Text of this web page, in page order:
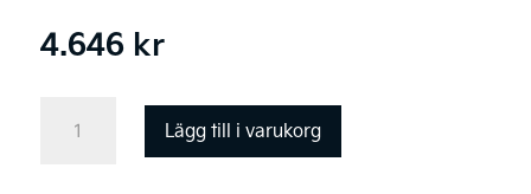
4.646 kr
Lägg till i varukorg